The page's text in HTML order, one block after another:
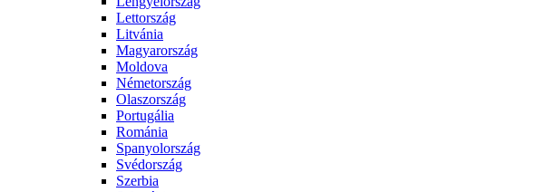
Lettország
Litvánia
Magyarország
Moldova
Németország
Olaszország
Portugália
Románia
Spanyolország
Svédország
Szerbia